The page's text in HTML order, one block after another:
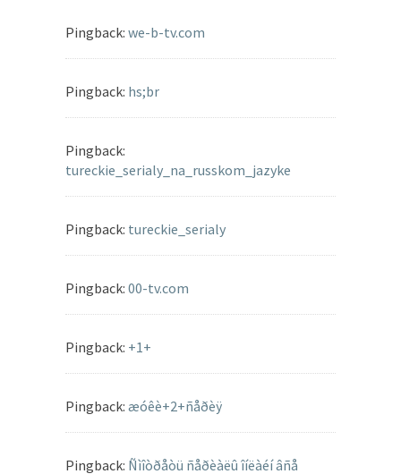
Pingback: we-b-tv.com
Pingback: hs;br
Pingback:
tureckie_serialy_na_russkom_jazyke
Pingback: tureckie_serialy
Pingback: 00-tv.com
Pingback: +1+
Pingback: æóêè+2+ñåðèÿ
Pingback: Ñìîòðåòü ñåðèàëû îíëàéí âñå